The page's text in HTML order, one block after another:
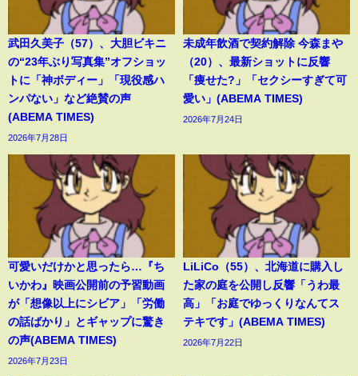
武田久美子（57）、大胆ビキニ
の“23年ぶり写真集”オフショッ
トに「神ボディー」「現役感ハ
ンパない」など絶賛の声
(ABEMA TIMES)
2026年7月28日
未成年飲酒で契約解除 今森まや
（20）、最新ショットに反響
「痩せた?」「セクシーすぎて可
愛い」(ABEMA TIMES)
2026年7月24日
可愛いだけかと思ったら…『ち
いかわ』映画公開前の予習動画
が「想像以上にシビア」「労働
の話ばかり」とギャップに驚き
の声(ABEMA TIMES)
2026年7月23日
LiLiCo（55）、北海道に購入し
た家の庭を公開し反響「うわ最
高」「お庭でゆっくりなんてス
テキです」(ABEMA TIMES)
2026年7月22日